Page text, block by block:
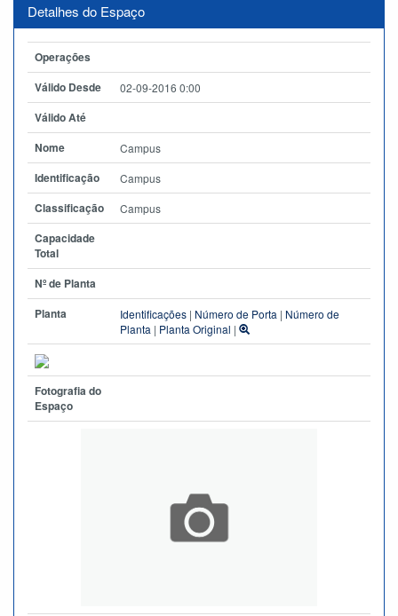
Detalhes do Espaço
Operações
Válido Desde
02-09-2016 0:00
Válido Até
Nome
Campus
Identificação Campus
Classificação Campus
Capacidade
Total
Nº de Planta
Planta
Identificações | Número de Porta | Número de
Planta | Planta Original |
Fotografia do
Espaço